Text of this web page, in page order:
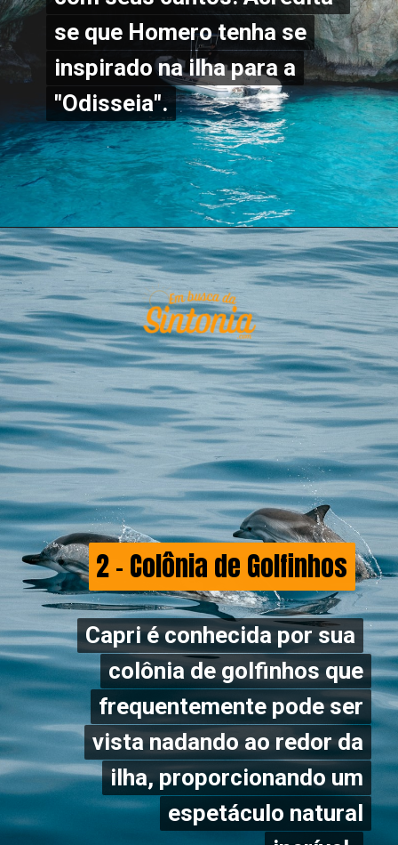
se que Homero tenha se
inspirado na ilha para a
"Odisseia".
se que Homero tenha se
inspirado na ilha para a
"Odisseia".
2 - Colônia de Golfinhos
2 - Colônia de Golfinhos
Capri é conhecida por sua
colônia de golfinhos que
frequentemente pode ser
vista nadando ao redor da
ilha, proporcionando um
espetáculo natural
Capri é conhecida por sua
colônia de golfinhos que
frequentemente pode ser
vista nadando ao redor da
ilha, proporcionando um
espetáculo natural